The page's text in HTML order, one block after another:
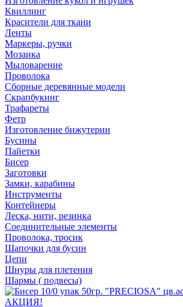
Квиллинг
Красители для ткани
Ленты
Маркеры, ручки
Мозаика
Мыловарение
Проволока
Сборные деревянные модели
Скрапбукинг
Трафареты
Фетр
Изготовление бижутерии
Бусины
Пайетки
Бисер
Заготовки
Замки, карабины
Инструменты
Контейнеры
Леска, нити, резинка
Соединительные элементы
Проволока, тросик
Шапочки для бусин
Цепи
Шнуры для плетения
Шармы ( подвесы)